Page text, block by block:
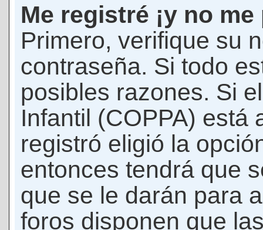
Me registré ¡y no
Primero, verifique su
contraseña. Si todo
posibles razones. Si
Infantil (COPPA) está
registró eligió la
entonces tendrá que
que se le darán para
foros disponen que